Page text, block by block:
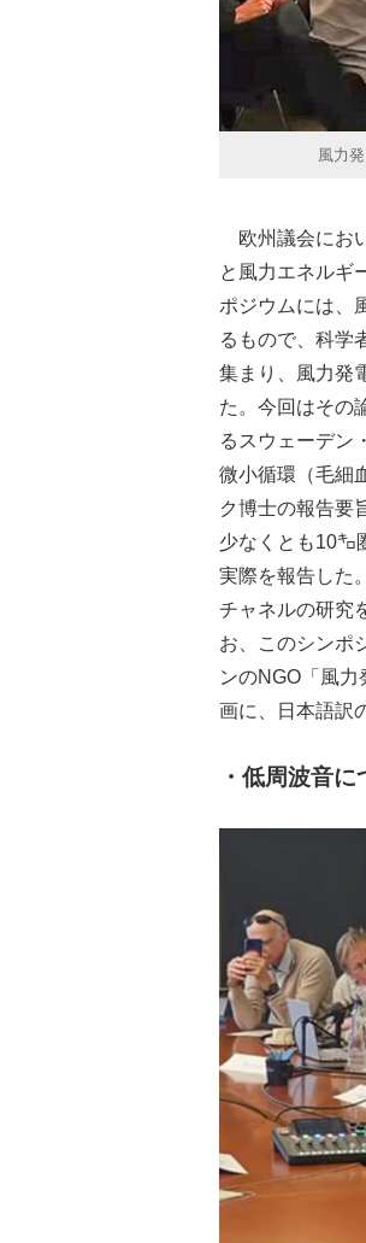
風力
欧州議会にお
と風力エネルギ
ポジウムには、
るもので、科学
集まり、風力発
た。今回はその
るスウェーデン
微小循環（毛細
ク博士の報告要
少なくとも10㌔
実際を報告した
チャネルの研究
お、このシンポ
ンのNGO「風
画に、日本語訳
・低周波音